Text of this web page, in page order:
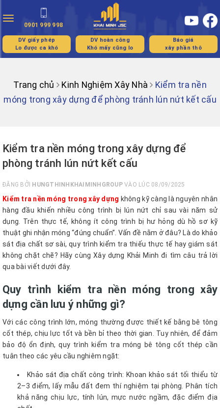
Toggle
navigation
0901 999 998
DV giấy phép
Lo được ca khó
DV hoàn công
Khó mấy cũng lo
Báo giá
xây phần thô
Trang chủ Kinh Nghiệm Xây Nhà
Kiểm tra nền
móng trong xây dựng để phòng tránh lún nứt kết cấu
Kiểm tra nền móng trong xây dựng để
phòng tránh lún nứt kết cấu
ĐĂNG BỞI HUNGTHINHKHAIMINHGROUPVÀO LÚC 08/09/2025
Kiểm tra nền móng trong xây dựng không kỹ càng là nguyên nhân
hàng đầu khiến nhiều công trình bị lún nứt chỉ sau vài năm sử
dụng. Trên thực tế, không ít công trình bị hư hỏng dù hồ sơ kỹ
thuật ghi nhận móng “đúng chuẩn”. Vấn đề nằm ở đâu? Là do khảo
sát địa chất sơ sài, quy trình kiểm tra thiếu thực tế hay giám sát
không chặt chẽ? Hãy cùng Xây dựng Khải Minh đi tìm câu trả lời
qua bài viết dưới đây.
Quy trình kiểm tra nền móng trong xây
dựng cần lưu ý những gì?
Với các công trình lớn, móng thường được thiết kế bằng bê tông
cốt thép, chịu lực tốt và bền bỉ theo thời gian. Tuy nhiên, để đảm
bảo độ ổn định, quy trình kiểm tra móng bê tông cốt thép cần
tuân theo các yêu cầu nghiêm ngặt:
Khảo sát địa chất công trình: Khoan khảo sát tối thiểu từ
2–3 điểm, lấy mẫu đất đem thí nghiệm tại phòng. Phân tích
khả năng chịu lực, tính lún, mực nước ngầm, đặc điểm địa